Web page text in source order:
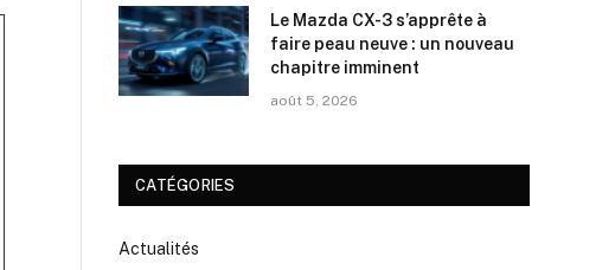
Le Mazda CX-3 s’apprête à
faire peau neuve : un nouveau
chapitre imminent
août 5, 2026
CATÉGORIES
Actualités